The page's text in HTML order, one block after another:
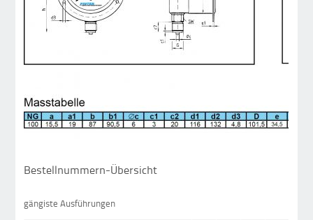
Bestellnummern-Übersicht
gängiste Ausführungen